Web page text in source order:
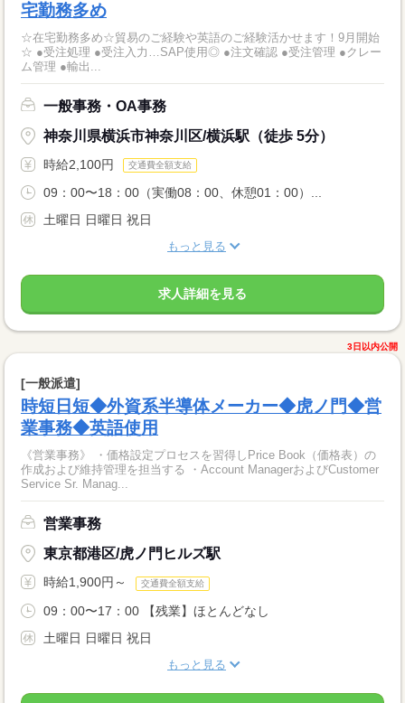
宅勤務多め
☆在宅勤務多め☆貿易のご経験や英語のご経験活かせます！9月開始
☆ ●受注処理 ●受注入力…SAP使用◎ ●注文確認 ●受注管理 ●クレー
ム管理 ●輸出...
一般事務・OA事務
神奈川県横浜市神奈川区/横浜駅（徒歩 5分）
時給2,100円 交通費全額支給
09：00〜18：00（実働08：00、休憩01：00）...
土曜日 日曜日 祝日
もっと見る
求人詳細を見る
3日以内公開
[一般派遣]
時短日短◆外資系半導体メーカー◆虎ノ門◆営
業事務◆英語使用
《営業事務》 ・価格設定プロセスを習得しPrice Book（価格表）の
作成および維持管理を担当する ・Account ManagerおよびCustomer
Service Sr. Manag...
営業事務
東京都港区/虎ノ門ヒルズ駅
時給1,900円～ 交通費全額支給
09：00〜17：00 【残業】ほとんどなし
土曜日 日曜日 祝日
もっと見る